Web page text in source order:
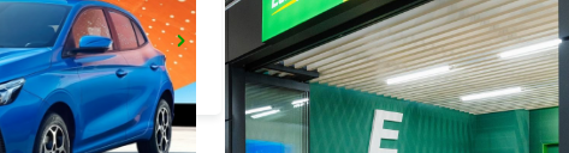
CIUDAD DEL CARMEN DOWNTOWN
MEXICO CHETUMAL - MEXICO